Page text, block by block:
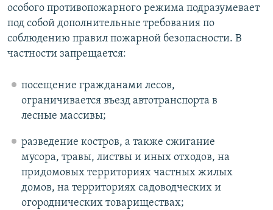
особого противопожарного режима подразумевает
под собой дополнительные требования по
соблюдению правил пожарной безопасности. В
частности запрещается:
посещение гражданами лесов,
ограничивается въезд автотранспорта в
лесные массивы;
разведение костров, а также сжигание
мусора, травы, листвы и иных отходов, на
придомовых территориях частных жилых
домов, на территориях садоводческих и
огороднических товариществах;